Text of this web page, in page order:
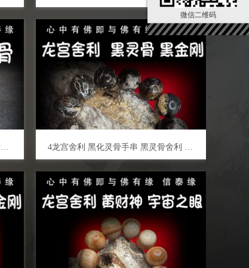
龙宫舍利 雪花灵骨 手串 白黑灵骨 黄灵骨 天珠手串 手链天然舍利 平安 健康 财运 避险挡灾 4龙宫舍利 黑化灵骨手串 黑灵骨舍利 原石手链 原矿金刚 泰国佛牌
微信二维码